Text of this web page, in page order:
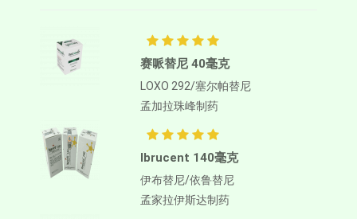
赛哌替尼 40毫克
LOXO 292/塞尔帕替尼
孟加拉珠峰制药
Ibrucent 140毫克
伊布替尼/依鲁替尼
孟家拉伊斯达制药